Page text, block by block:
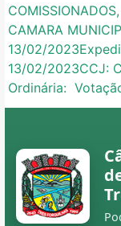
CAMARA
13/02/
13/02/2023CCJ:
Ordinária: